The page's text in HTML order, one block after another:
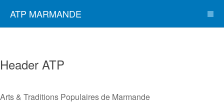
ATP MARMANDE
Header ATP
Arts & Traditions Populaires de Marmande